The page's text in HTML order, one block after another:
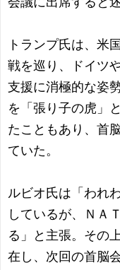
トランプ氏は、米
戦を巡り、ドイツ
支援に消極的な姿
を「張り子の虎」
たこともあり、首
ていた。
ルビオ氏は「われ
しているが、ＮＡ
る」と主張。その
在し、次回の首脳